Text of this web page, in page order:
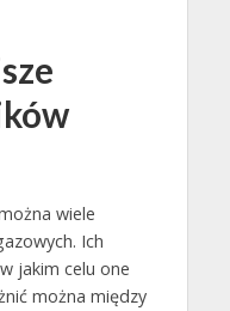
wiele
Ich
jakim celu one
można między